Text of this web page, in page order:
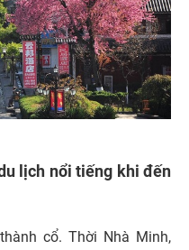
lịch nổi tiếng khi đến
cổ. Thời Nhà Minh,